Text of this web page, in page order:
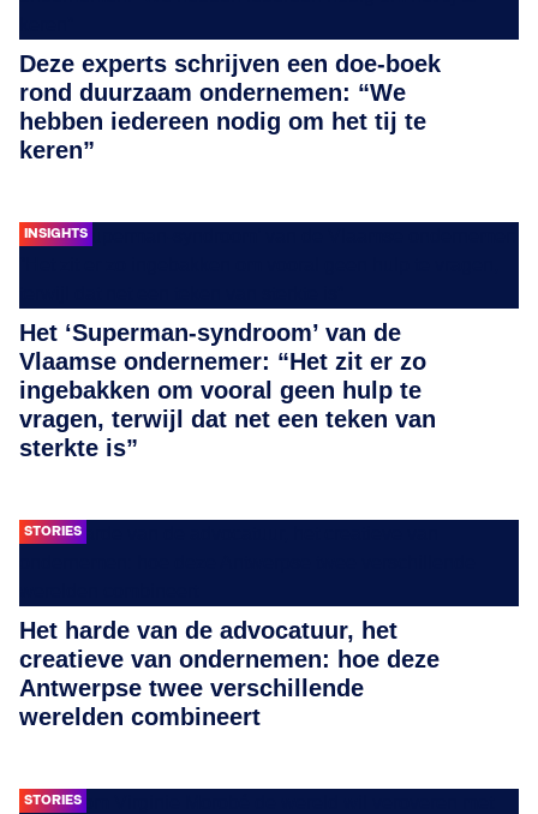
Deze experts schrijven een doe-boek
rond duurzaam ondernemen: “We
hebben iedereen nodig om het tij te
keren”
INSIGHTS
Het ‘Superman-syndroom’ van de
Vlaamse ondernemer: “Het zit er zo
ingebakken om vooral geen hulp te
vragen, terwijl dat net een teken van
sterkte is”
STORIES
Het harde van de advocatuur, het
creatieve van ondernemen: hoe deze
Antwerpse twee verschillende
werelden combineert
STORIES